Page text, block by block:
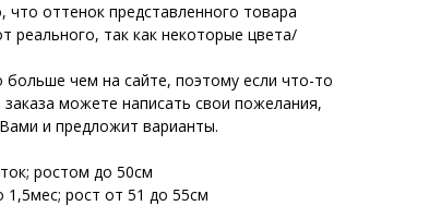
что оттенок представленного товара
реального, так как некоторые цвета/
больше чем на сайте, поэтому если что-то
можете написать свои пожелания,
и предложит варианты.
ростом до 50см
рост от 51 до 55см